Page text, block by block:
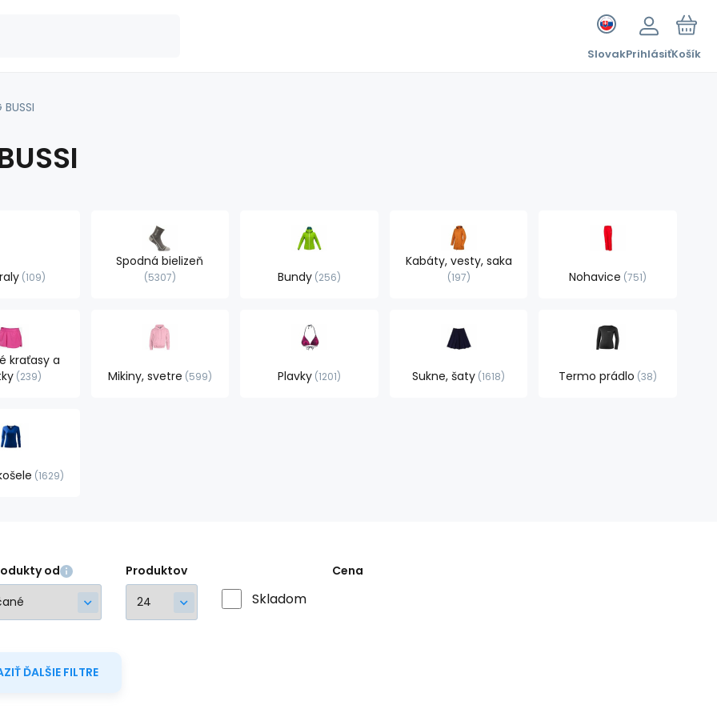
SlovakPrihlásiťKošík
BUSSI
109
Spodná bielizeň
5307 Bundy 256
Kabáty, vesty, saka
197 Nohavice 751
kraťasy a
239 Mikiny, svetre 599 Plavky 1201 Sukne, šaty 1618 Termo prádlo 38
1629
od Produktov
Skladom
Cena
ĎALŠIE FILTRE